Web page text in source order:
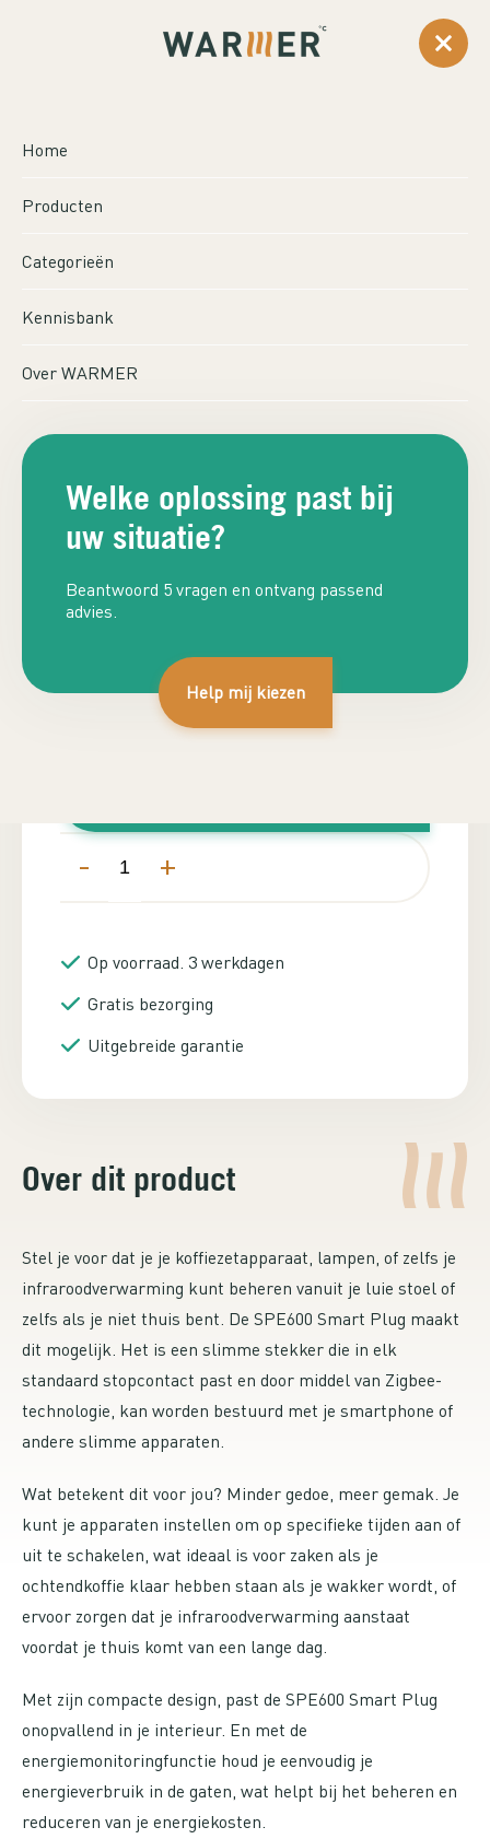
Home
Producten
Categorieën
Kennisbank
Over WARMER
Welke oplossing past bij
uw situatie?
Beantwoord 5 vragen en ontvang passend
advies.
Help mij kiezen
0
SALUS SMART PLUG
16A
Plan adviesgesprek
109,99 Inclusief BTW
- +
Op voorraad. 3 werkdagen
Gratis bezorging
Uitgebreide garantie
Over dit product
Stel je voor dat je je koffiezetapparaat, lampen, of zelfs je
infraroodverwarming kunt beheren vanuit je luie stoel of
zelfs als je niet thuis bent. De SPE600 Smart Plug maakt
dit mogelijk. Het is een slimme stekker die in elk
standaard stopcontact past en door middel van Zigbee-
technologie, kan worden bestuurd met je smartphone of
andere slimme apparaten.
Wat betekent dit voor jou? Minder gedoe, meer gemak. Je
kunt je apparaten instellen om op specifieke tijden aan of
uit te schakelen, wat ideaal is voor zaken als je
ochtendkoffie klaar hebben staan als je wakker wordt, of
ervoor zorgen dat je infraroodverwarming aanstaat
voordat je thuis komt van een lange dag.
Met zijn compacte design, past de SPE600 Smart Plug
onopvallend in je interieur. En met de
energiemonitoringfunctie houd je eenvoudig je
energieverbruik in de gaten, wat helpt bij het beheren en
reduceren van je energiekosten.